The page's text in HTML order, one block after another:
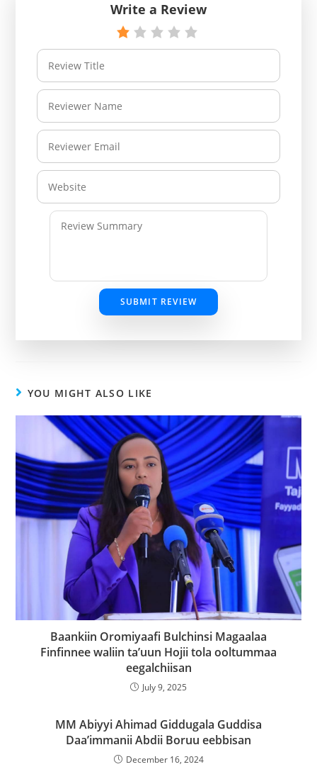
Write a Review
SUBMIT REVIEW
YOU MIGHT ALSO LIKE
Baankiin Oromiyaafi Bulchinsi Magaalaa
Finfinnee waliin ta’uun Hojii tola ooltummaa
eegalchiisan
July 9, 2025
MM Abiyyi Ahimad Giddugala Guddisa
Daa’immanii Abdii Boruu eebbisan
December 16, 2024